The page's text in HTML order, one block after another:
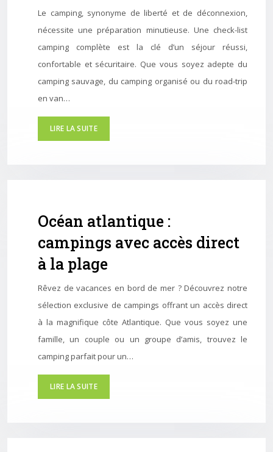
Le camping, synonyme de liberté et de déconnexion,
nécessite une préparation minutieuse. Une check-list
camping complète est la clé d’un séjour réussi,
confortable et sécuritaire. Que vous soyez adepte du
camping sauvage, du camping organisé ou du road-trip
en van…
LIRE LA SUITE
Océan atlantique :
campings avec accès direct
à la plage
Rêvez de vacances en bord de mer ? Découvrez notre
sélection exclusive de campings offrant un accès direct
à la magnifique côte Atlantique. Que vous soyez une
famille, un couple ou un groupe d’amis, trouvez le
camping parfait pour un…
LIRE LA SUITE